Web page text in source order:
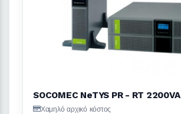
SOCOMEC NeTYS PR - RT 2200VA
Χαμηλό αρχικό κόστος